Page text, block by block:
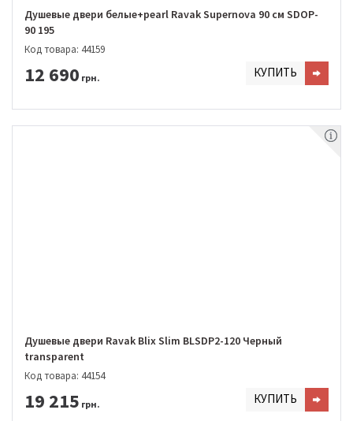
Душевые двери белые+pearl Ravak Supernova 90 см SDOP-
90 195
Код товара: 44159
12 690 грн. КУПИТЬ
Душевые двери Ravak Blix Slim BLSDP2-120 Черный
transparent
Код товара: 44154
19 215 грн. КУПИТЬ